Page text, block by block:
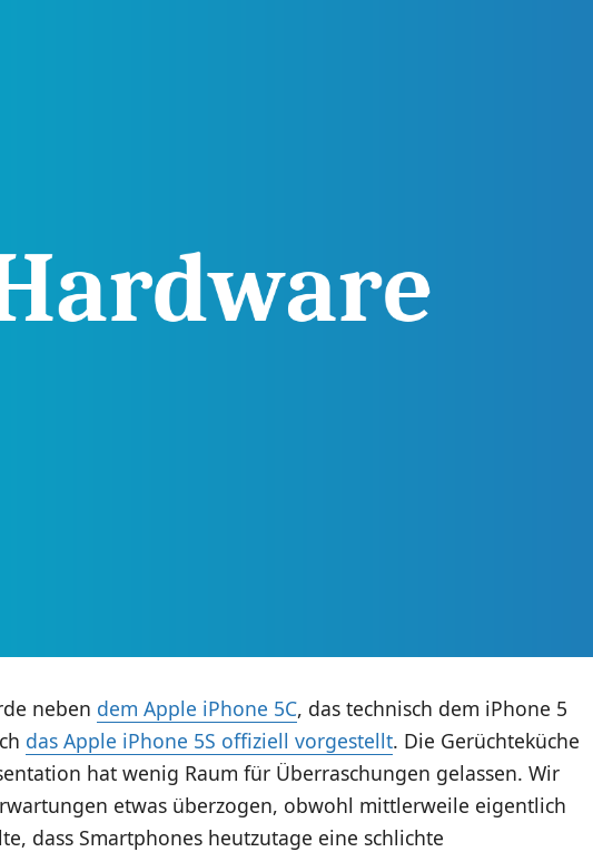
neben dem Apple iPhone 5C, das technisch dem iPhone 5
das Apple iPhone 5S offiziell vorgestellt. Die Gerüchteküche
hat wenig Raum für Überraschungen gelassen. Wir
etwas überzogen, obwohl mittlerweile eigentlich
dass Smartphones heutzutage eine schlichte